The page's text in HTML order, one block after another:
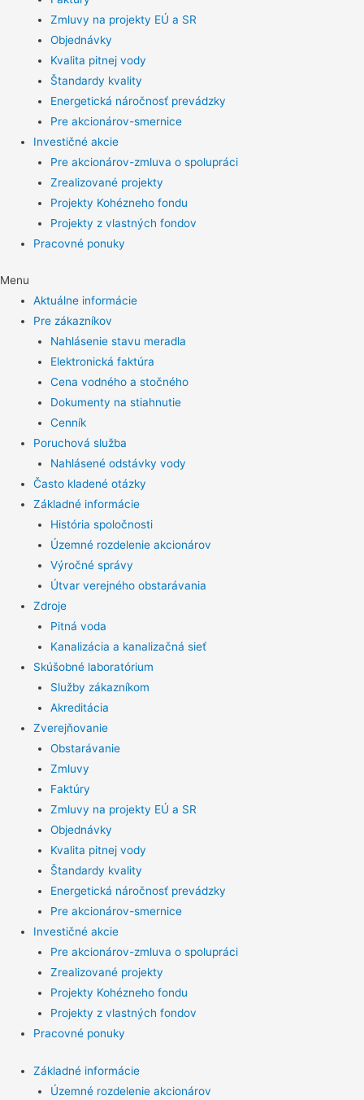
Zmluvy na projekty EÚ a SR
Objednávky
Kvalita pitnej vody
Štandardy kvality
Energetická náročnosť prevádzky
Pre akcionárov-smernice
Investičné akcie
Pre akcionárov-zmluva o spolupráci
Zrealizované projekty
Projekty Kohézneho fondu
Projekty z vlastných fondov
Pracovné ponuky
Menu
Aktuálne informácie
Pre zákazníkov
Nahlásenie stavu meradla
Elektronická faktúra
Cena vodného a stočného
Dokumenty na stiahnutie
Cenník
Poruchová služba
Nahlásené odstávky vody
Často kladené otázky
Základné informácie
História spoločnosti
Územné rozdelenie akcionárov
Výročné správy
Útvar verejného obstarávania
Zdroje
Pitná voda
Kanalizácia a kanalizačná sieť
Skúšobné laboratórium
Služby zákazníkom
Akreditácia
Zverejňovanie
Obstarávanie
Zmluvy
Faktúry
Zmluvy na projekty EÚ a SR
Objednávky
Kvalita pitnej vody
Štandardy kvality
Energetická náročnosť prevádzky
Pre akcionárov-smernice
Investičné akcie
Pre akcionárov-zmluva o spolupráci
Zrealizované projekty
Projekty Kohézneho fondu
Projekty z vlastných fondov
Pracovné ponuky
Základné informácie
Územné rozdelenie akcionárov